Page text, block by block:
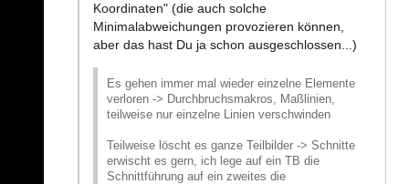
Koordinaten" (die auch solche
Minimalabweichungen provozieren können,
aber das hast Du ja schon ausgeschlossen...)
Es gehen immer mal wieder einzelne Elemente
verloren -> Durchbruchsmakros, Maßlinien,
teilweise nur einzelne Linien verschwinden
Teilweise löscht es ganze Teilbilder -> Schnitte
erwischt es gern, ich lege auf ein TB die
Schnittführung auf ein zweites die